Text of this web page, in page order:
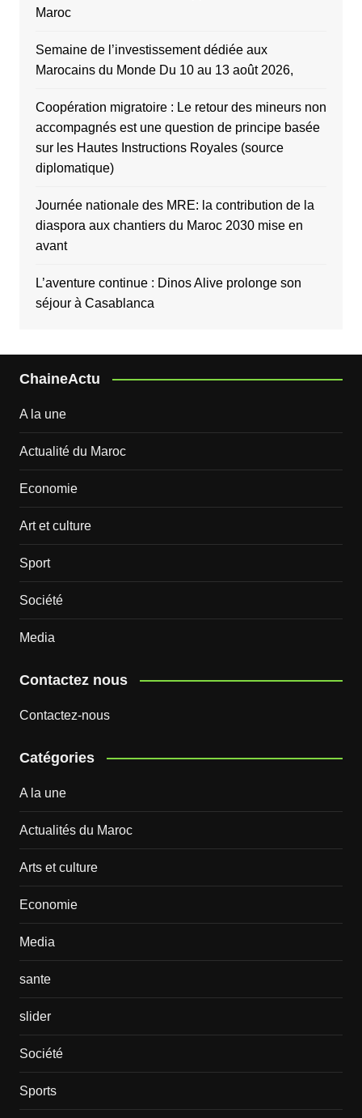
Maroc
Semaine de l’investissement dédiée aux
Marocains du Monde Du 10 au 13 août 2026,
Coopération migratoire : Le retour des mineurs non
accompagnés est une question de principe basée
sur les Hautes Instructions Royales (source
diplomatique)
Journée nationale des MRE: la contribution de la
diaspora aux chantiers du Maroc 2030 mise en
avant
L’aventure continue : Dinos Alive prolonge son
séjour à Casablanca
ChaineActu
A la une
Actualité du Maroc
Economie
Art et culture
Sport
Société
Media
Contactez nous
Contactez-nous
Catégories
A la une
Actualités du Maroc
Arts et culture
Economie
Media
sante
slider
Société
Sports